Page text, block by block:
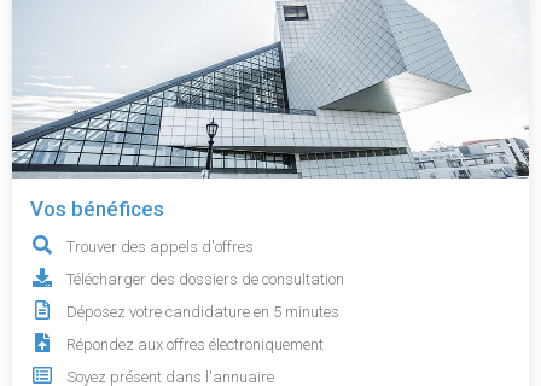
Vos bénéfices
Trouver des appels d'offres
Télécharger des dossiers de consultation
Déposez votre candidature en 5 minutes
Répondez aux offres électroniquement
Soyez présent dans l'annuaire